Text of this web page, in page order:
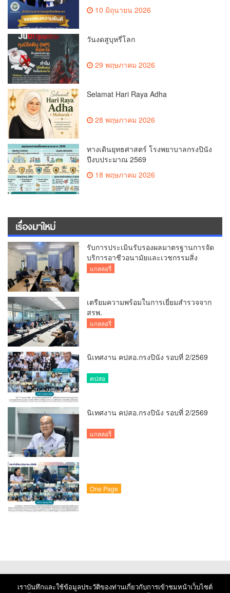
10 มิถุนายน 2026
วันงดสูบุหรี่โลก
29 พฤษภาคม 2026
Selamat Hari Raya Adha
28 พฤษภาคม 2026
ทางเดินยุทธศาสตร์ โรงพยาบาลกรงปินัง
ปีงบประมาณ 2569
18 พฤษภาคม 2026
เรื่องมาใหม่
รับการประเมินรับรองผลมาตรฐานการจัด
บริการอาชีวอนามัยและเวชกรรมสิ่ง
แวดล้อม
แกลลอรี่
เตรียมความพร้อมในการเยี่ยมสำรวจจาก
สรพ.
แกลลอรี่
นิเทศงาน คปสอ.กรงปินัง รอบที่ 2/2569
คปสอ
นิเทศงาน คปสอ.กรงปินัง รอบที่ 2/2569
แกลลอรี่
One Page
เราบันทึกและใช้ข้อมูลประวัติของท่านเกี่ยวกับการเข้าชมหน้าเว็บไซต์